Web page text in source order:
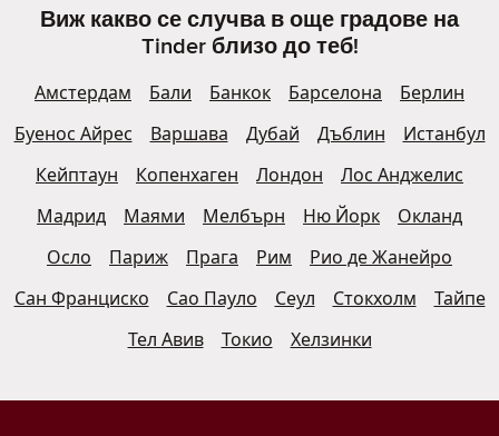
Виж какво се случва в още градове на
Tinder близо до теб!
Амстердам Бали Банкок Барселона
Берлин
Буенос Айрес
Варшава Дубай Дъблин
Истанбул
Кейптаун
Копенхаген Лондон
Лос Анджелис
Мадрид
Маями Мелбърн Ню Йорк
Окланд
Осло
Париж Прага Рим
Рио де Жанейро
Сан Франциско
Сао Пауло Сеул Стокхолм
Тайпе
Тел Авив
Токио Хелзинки